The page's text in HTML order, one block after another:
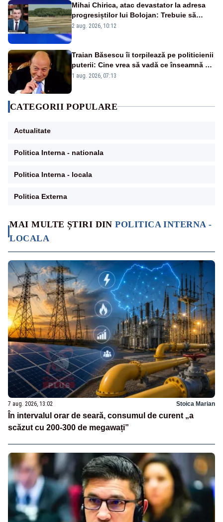
MAI MULTE ȘTIRI DINPOLITICA INTERNA -
LOCALA
7 aug. 2026, 13:02 Stoica Marian
În intervalul orar de seară, consumul de curent „a
scăzut cu 200-300 de megawați”
Mihai Chirica, atac devastator la adresa
progresiștilor lui Bolojan: Trebuie să
protejăm și natura, dar nu șținem omaneii
2 aug. 2026, 10:12
Traian Băsescu îi torpilează pe politicienii
puterii: Cine vrea să vadă ce înseamnă să
fii prost, se uită la România
1 aug. 2026, 07:13
CATEGORII POPULARE
Actualitate
Politica Interna - nationala
Politica Interna - locala
Politica Externa